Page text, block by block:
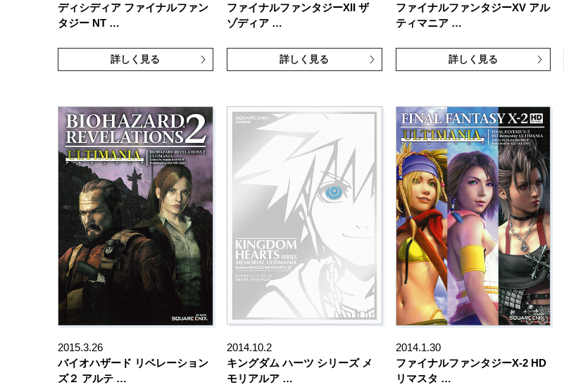
ディシディア ファイナルファン
タジー NT …
詳しく見る
ファイナルファンタジーXII ザ
ゾディア …
詳しく見る
ファイナルファンタジーXV アル
ティマニア …
詳しく見る
2015.3.26
バイオハザード リベレーション
ズ２ アルテ …
2014.10.2
キングダム ハーツ シリーズ メ
モリアルア …
2014.1.30
ファイナルファンタジーX-2 HD
リマスタ …